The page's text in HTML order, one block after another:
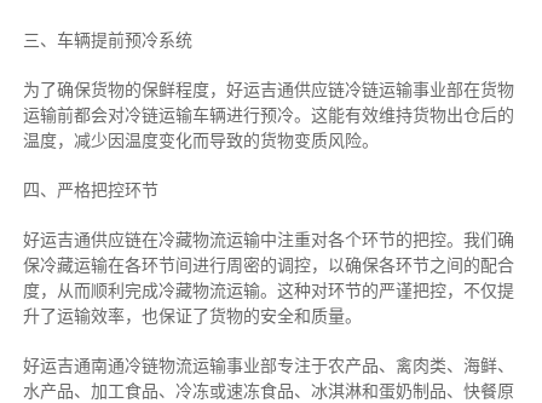
三、车辆提前预冷系统
为了确保货物的保鲜程度，好运吉通供应链冷链运输事业部在货物
运输前都会对冷链运输车辆进行预冷。这能有效维持货物出仓后的
温度，减少因温度变化而导致的货物变质风险。
四、严格把控环节
好运吉通供应链在冷藏物流运输中注重对各个环节的把控。我们确
保冷藏运输在各环节间进行周密的调控，以确保各环节之间的配合
度，从而顺利完成冷藏物流运输。这种对环节的严谨把控，不仅提
升了运输效率，也保证了货物的安全和质量。
好运吉通南通冷链物流运输事业部专注于农产品、禽肉类、海鲜、
水产品、加工食品、冷冻或速冻食品、冰淇淋和蛋奶制品、快餐原